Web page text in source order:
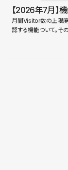
【2026年7月】
月間Visitor数の上限廃
認する機能ついて。そ